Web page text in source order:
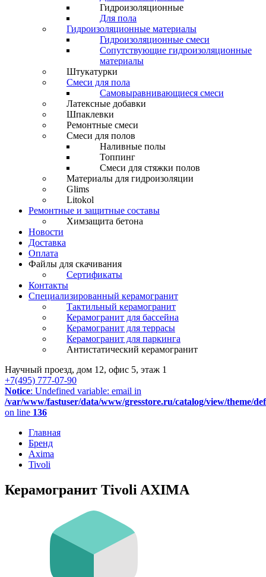
Гидроизоляционные
Для пола
Гидроизоляционные материалы
Гидроизоляционные смеси
Сопутствующие гидроизоляционные
материалы
Штукатурки
Смеси для пола
Самовыравнивающиеся смеси
Латексные добавки
Шпаклевки
Ремонтные смеси
Смеси для полов
Наливные полы
Топпинг
Смеси для стяжки полов
Материалы для гидроизоляции
Glims
Litokol
Ремонтные и защитные составы
Химзащита бетона
Новости
Доставка
Оплата
Файлы для скачивания
Сертификаты
Контакты
Специализированный керамогранит
Тактильный керамогранит
Керамогранит для бассейна
Керамогранит для террасы
Керамогранит для паркинга
Антистатический керамогранит
Научный проезд, дом 12, офис 5, этаж 1
+7(495) 777-07-90
Notice: Undefined variable: email in
/var/www/fastuser/data/www/gresstore.ru/catalog/view/theme/
on line 136
Главная
Бренд
Axima
Tivoli
Керамогранит Tivoli AXIMA